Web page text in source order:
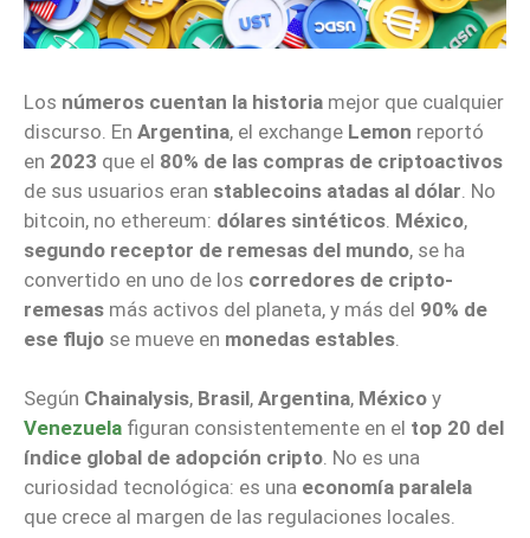
Los números cuentan la historia mejor que cualquier
discurso. En Argentina, el exchange Lemon reportó
en 2023 que el 80% de las compras de criptoactivos
de sus usuarios eran stablecoins atadas al dólar . No
bitcoin, no ethereum: dólares sintéticos México,
segundo receptor de remesas del mundo, se ha
convertido en uno de los corredores de cripto-
remesas más activos del planeta, y más del 90% de
ese flujo se mueve en monedas estables
Según Chainalysis, Brasil, Argentina, México y
Venezuela figuran consistentemente en el top 20 del
índice global de adopción cripto. No es una
curiosidad tecnológica: es una economía paralela
que crece al margen de las regulaciones locales.